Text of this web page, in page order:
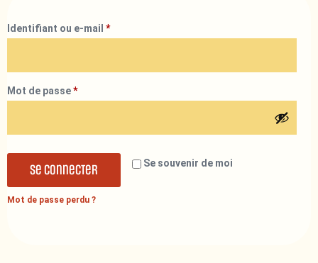
Identifiant ou e-mail *
Mot de passe*
Se souvenir de moi
Se connecter
Mot de passe perdu ?